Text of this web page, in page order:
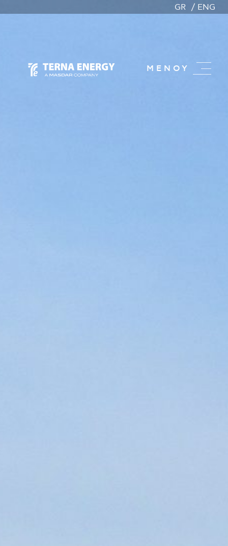
GR ENG
ΜΕΝΟΥ